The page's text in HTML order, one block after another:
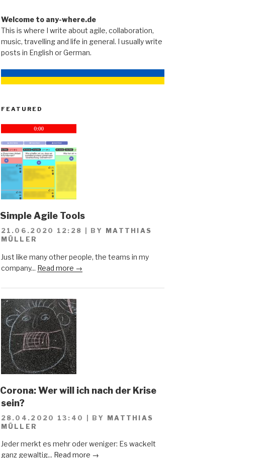
Welcome to any-where.de
This is where I write about agile, collaboration,
music, travelling and life in general. I usually write
posts in English or German.
FEATURED
Simple Agile Tools
21.06.2020 12:28 BY
MATTHIAS
MÜLLER
Just like many other people, the teams in my
company... Read more →
Corona: Wer will ich nach der Krise
sein?
28.04.2020 13:40 BY MATTHIAS
MÜLLER
Jeder merkt es mehr oder weniger: Es wackelt
ganz gewaltig... Read more →